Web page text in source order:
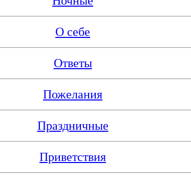
О себе
Ответы
Пожелания
Праздничные
Приветствия